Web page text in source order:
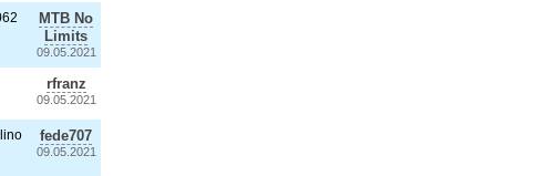
MTB No
Limits
09.05.2021
rfranz
09.05.2021
fede707
09.05.2021